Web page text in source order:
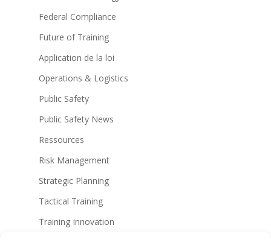
Federal Compliance
Future of Training
Application de la loi
Operations & Logistics
Public Safety
Public Safety News
Ressources
Risk Management
Strategic Planning
Tactical Training
Training Innovation